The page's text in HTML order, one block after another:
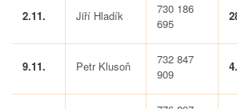
2.11. Jiří Hladík
730 186
695
9.11. Petr Klusoň
732 847
909